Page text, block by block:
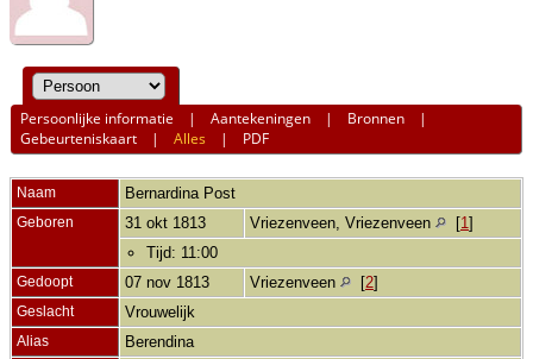
Persoonlijke informatie |Aantekeningen | Bronnen |
Gebeurteniskaart |Alles | PDF
Naam Bernardina Post
Geboren 31 okt 1813 Vriezenveen, Vriezenveen [1 ]
Tijd: 11:00
Gedoopt 07 nov 1813 Vriezenveen [2]
Geslacht Vrouwelijk
Alias Berendina